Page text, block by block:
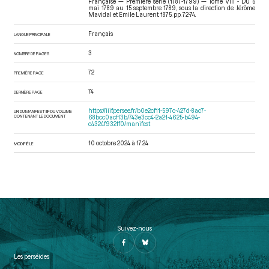
mai 1789 au 15 septembre 1789 , sous la direction de Jérôme
Mavidal et Emile Laurent. 1875. pp. 72-74.
LANGUE PRINCIPALE Français
NOMBRE DE PAGES 3
PREMIÈRE PAGE 72
DERNIÈRE PAGE 74
URI DU MANIFEST IIIF DU VOLUME
CONTENANT LE DOCUMENT
https://iiif.persee.fr/b0e2cf11-597c-427d-8ac7-
68bcc0acf13b/743e3cc4-2a21-4625-b494-
c4324f932ff0/manifest
MODIFIÉ LE 10 octobre 2024 à 17:24
Suivez-nous
Les perséides